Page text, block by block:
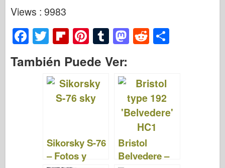
Views : 9983
F
a
c
T
wi
tt
er
Fl
ip
b
o
ar
Pi
nt
er
e
st
T
u
m
bl
M
a
o
d
o
n
R
e
di
t
También Puede Ver:
Sikorsky S-76
– Fotos y
Bristol
Belvedere –